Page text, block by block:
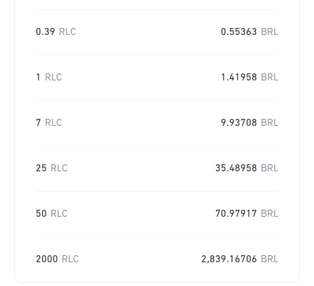
0.39 RLC 0.55363 BRL
1 RLC 1.41958 BRL
7 RLC 9.93708 BRL
25 RLC 35.48958 BRL
50 RLC 70.97917 BRL
2000 RLC 2,839.16706 BRL